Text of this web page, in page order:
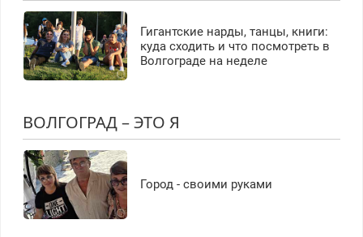
Гигантские нарды, танцы, книги:
куда сходить и что посмотреть в
Волгограде на неделе
ВОЛГОГРАД – ЭТО Я
Город - своими руками